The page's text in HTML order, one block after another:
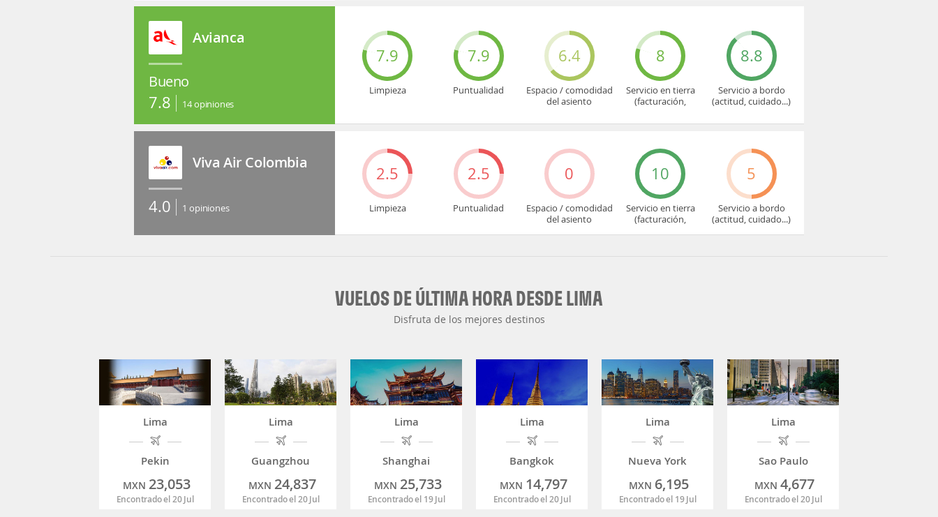
Avianca
Bueno
7.8 14opiniones
7.9
Limpieza
7.9
Puntualidad
6.4
Espacio / comodidad
del asiento
8
Servicio en tierra
(facturación,
8.8
Servicio a bordo
(actitud, cuidado...)
Viva Air Colombia
4.0 1 opiniones
2.5
Limpieza
2.5
Puntualidad
0
Espacio / comodidad
del asiento
10
Servicio en tierra
(facturación,
5
Servicio a bordo
(actitud, cuidado...)
VUELOS DE ÚLTIMA HORA DESDE LIMA
Disfruta de los mejores destinos
Lima
Pekin
MXN 23,053
Encontrado el 20 Jul
Lima
Guangzhou
MXN 24,837
Encontrado el 20 Jul
Lima
Shanghai
MXN 25,733
Encontrado el 19 Jul
Lima
Bangkok
MXN 14,797
Encontrado el 20 Jul
Lima
Nueva York
MXN 6,195
Encontrado el 19 Jul
Lima
Sao Paulo
MXN 4,677
Encontrado el 20 Jul